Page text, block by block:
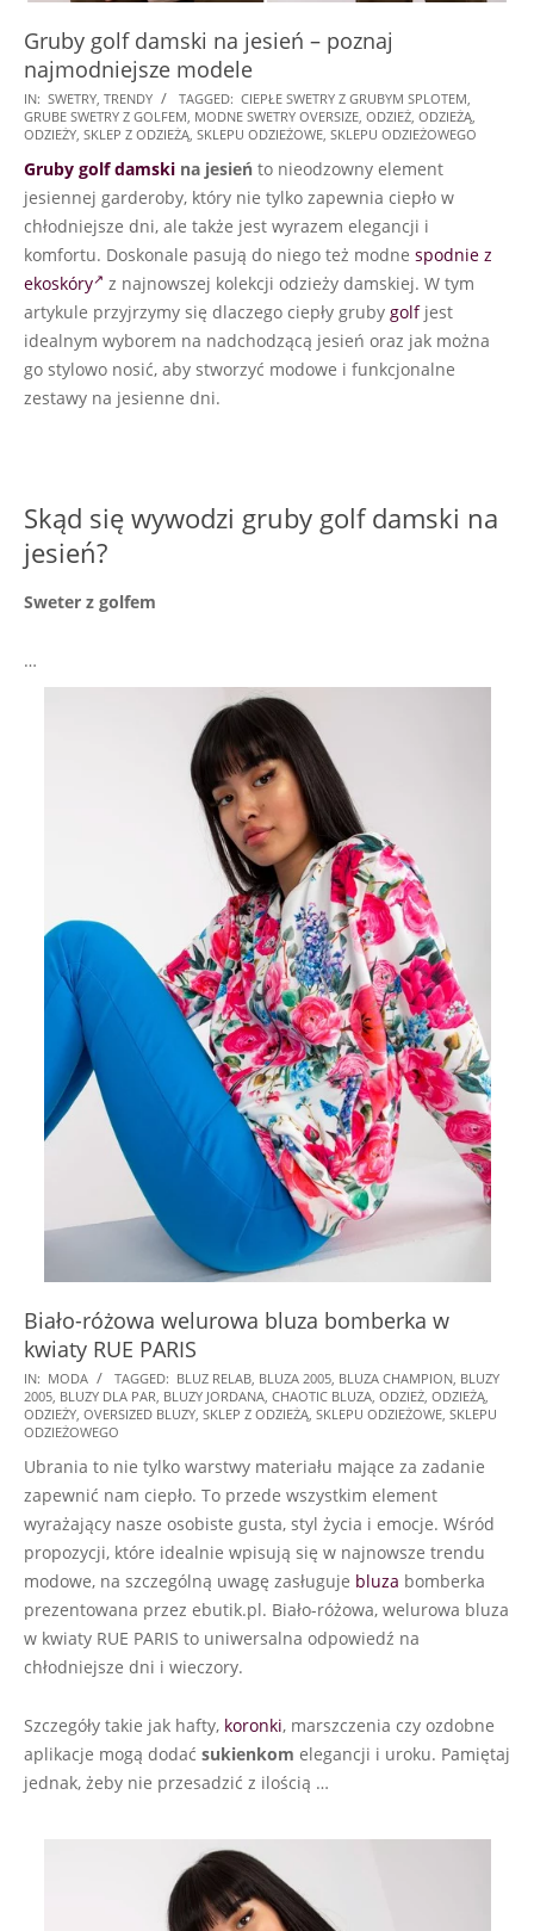
Gruby golf damski na jesień – poznaj
najmodniejsze modele
2024-
07-
IN: SWETRY TRENDY TAGGED: CIEPŁE SWETRY Z GRUBYM SPLOTEM
GRUBE SWETRY Z GOLFEM MODNE SWETRY OVERSIZE ODZIEŻ ODZIEŻĄ
ODZIEŻY SKLEP Z ODZIEŻĄ SKLEPU ODZIEŻOWE SKLEPU ODZIEŻOWEGO
Gruby golf damski na jesień to nieodzowny element
jesiennej garderoby, który nie tylko zapewnia ciepło w
chłodniejsze dni, ale także jest wyrazem elegancji i
komfortu. Doskonale pasują do niego też modne spodnie z
ekoskóry
z najnowszej kolekcji odzieży damskiej. W tym
artykule przyjrzymy się dlaczego ciepły gruby golfjest
idealnym wyborem na nadchodzącą jesień oraz jak można
go stylowo nosić, aby stworzyć modowe i funkcjonalne
zestawy na jesienne dni.
Skąd się wywodzi gruby golf damski na
jesień?
Sweter z golfem
…
Biało-różowa welurowa bluza bomberka w
kwiaty RUE PARIS
2024-
07-
20
IN: MODA TAGGED: BLUZ RELAB, BLUZA 2005, BLUZA CHAMPION, BLUZY
2005, BLUZY DLA PAR, BLUZY JORDANA, CHAOTIC BLUZA, ODZIEŻ, ODZIEŻĄ,
ODZIEŻY, OVERSIZED BLUZY, SKLEP Z ODZIEŻĄ, SKLEPU ODZIEŻOWE, SKLEPU
ODZIEŻOWEGO
Ubrania to nie tylko warstwy materiału mające za zadanie
zapewnić nam ciepło. To przede wszystkim element
wyrażający nasze osobiste gusta, styl życia i emocje. Wśród
propozycji, które idealnie wpisują się w najnowsze trendu
modowe, na szczególną uwagę zasługuje bluza bomberka
prezentowana przez ebutik.pl. Biało-różowa, welurowa bluza
w kwiaty RUE PARIS to uniwersalna odpowiedź na
chłodniejsze dni i wieczory.
Szczegóły takie jak hafty, koronki, marszczenia czy ozdobne
aplikacje mogą dodać sukienkom elegancji i uroku. Pamiętaj
jednak, żeby nie przesadzić z ilością …